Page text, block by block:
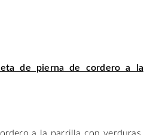
de pierna de cordero a la